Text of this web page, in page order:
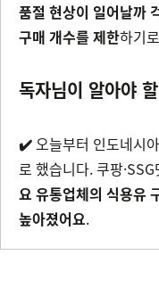
품절 현상이 일어날까
구매 개수를 제한하기
독자님이 알아야
✔️오늘부터 인도네시
로 했습니다.쿠팡
요 유통업체의 식용유
높아졌어요.